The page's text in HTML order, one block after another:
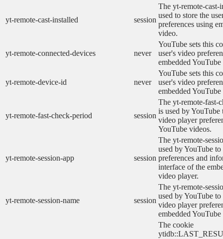
yt-remote-cast-installed session
The yt-remote-cast-
used to store the
preferences using
video.
yt-remote-connected-devices never
YouTube sets this
user's video
embedded
yt-remote-device-id never
YouTube sets this
user's video
embedded
yt-remote-fast-check-period session
The yt-remote-fast-
is used by YouTube
video player
YouTube videos.
yt-remote-session-app session
The yt-remote-
used by YouTube to
preferences and
interface of the
video player.
yt-remote-session-name session
The yt-remote-
used by YouTube to
video player
embedded
The cookie